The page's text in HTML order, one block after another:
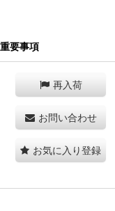
要事項
再入荷
お問い合わせ
お気に入り登録